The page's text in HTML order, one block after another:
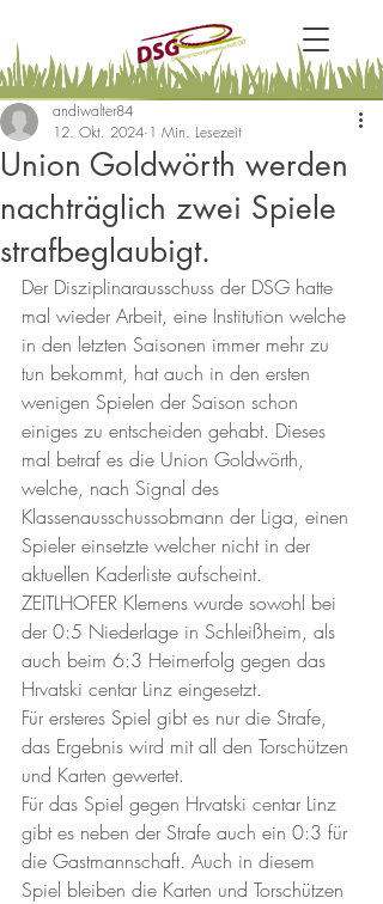
Union Goldwörth werden
nachträglich zwei Spiele
strafbeglaubigt.
andiwalter84
12. Okt. 2024 1 Min. Lesezeit
Der Disziplinarausschuss der DSG hatte
mal wieder Arbeit, eine Institution welche
in den letzten Saisonen immer mehr zu
tun bekommt, hat auch in den ersten
wenigen Spielen der Saison schon
einiges zu entscheiden gehabt. Dieses
mal betraf es die Union Goldwörth,
welche, nach Signal des
Klassenausschussobmann der Liga, einen
Spieler einsetzte welcher nicht in der
aktuellen Kaderliste aufscheint.
ZEITLHOFER Klemens wurde sowohl bei
der 0:5 Niederlage in Schleißheim, als
auch beim 6:3 Heimerfolg gegen das
Hrvatski centar Linz eingesetzt.
Für ersteres Spiel gibt es nur die Strafe,
das Ergebnis wird mit all den Torschützen
und Karten gewertet.
Für das Spiel gegen Hrvatski centar Linz
gibt es neben der Strafe auch ein 0:3 für
die Gastmannschaft. Auch in diesem
Spiel bleiben die Karten und Torschützen